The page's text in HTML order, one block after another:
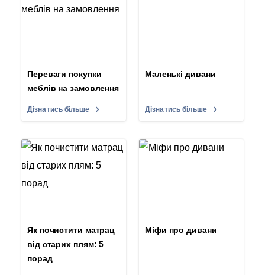
Переваги покупки
меблів на замовлення
Дізнатись більше
Маленькі дивани
Дізнатись більше
Як почистити матрац
від старих плям: 5
порад
Міфи про дивани